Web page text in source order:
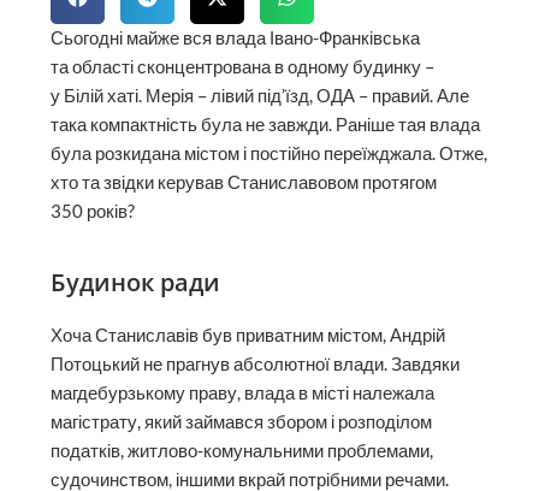
Сьогодні майже вся влада Івано-Франківська
та області сконцентрована в одному будинку –
у Білій хаті. Мерія – лівий під’їзд, ОДА – правий. Але
така компактність була не завжди. Раніше тая влада
була розкидана містом і постійно переїжджала. Отже,
хто та звідки керував Станиславовом протягом
350 років?
Будинок ради
Хоча Станиславів був приватним містом, Андрій
Потоцький не прагнув абсолютної влади. Завдяки
магдебурзькому праву, влада в місті належала
магістрату, який займався збором і розподілом
податків, житлово-комунальними проблемами,
судочинством, іншими вкрай потрібними речами.